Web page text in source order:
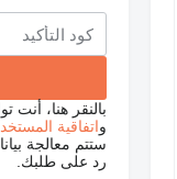
بالنقر هنا، أنت
واتفاقية
ستتم معالجة
رد على طلبك.